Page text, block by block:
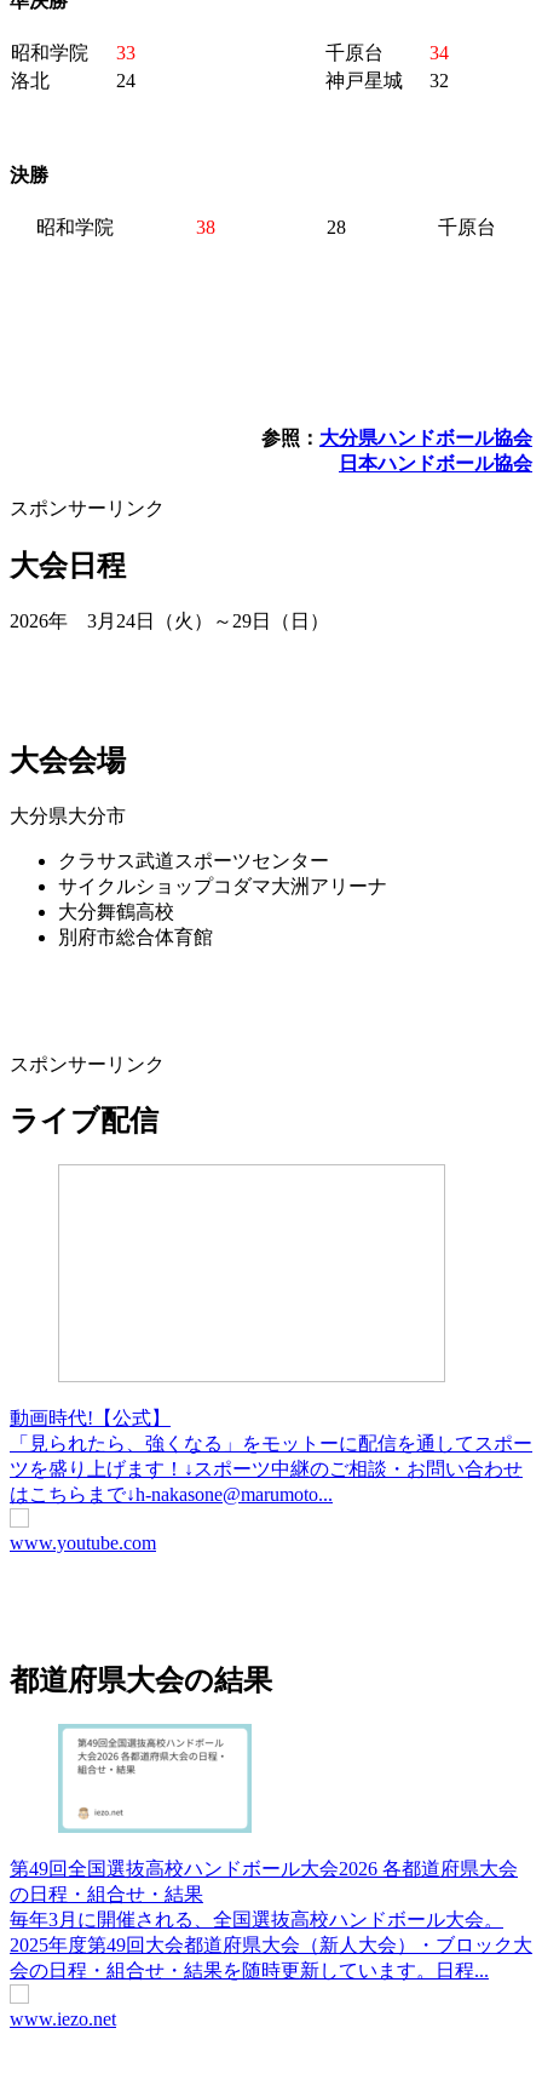
昭和学院 33 千原台
34
洛北
24 神戸星城 32
決勝
昭和学院 38 28 千原台
参照： 大分県ハンドボール協会
日本ハンドボール協会
スポンサーリンク
大会日程
2026年 3月24日（火）～29日（日）
大会会場
大分県大分市
クラサス武道スポーツセンター
サイクルショップコダマ大洲アリーナ
大分舞鶴高校
別府市総合体育館
スポンサーリンク
ライブ配信
動画時代!【公式】
「見られたら、強くなる」をモットーに配信を通してスポー
ツを盛り上げます！↓スポーツ中継のご相談・お問い合わせ
はこちらまで↓h-nakasone@marumoto...
www.youtube.com
都道府県大会の結果
第49回全国選抜高校ハンドボール大会2026 各都道府県大会
の日程・組合せ・結果
毎年3月に開催される、全国選抜高校ハンドボール大会。
2025年度第49回大会都道府県大会（新人大会）・ブロック大
会の日程・組合せ・結果を随時更新しています。日程...
www.iezo.net